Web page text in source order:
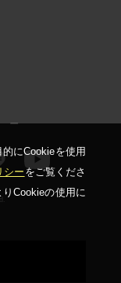
ー
にCookieを使⽤
シー をご覧くださ
Cookieの使⽤に